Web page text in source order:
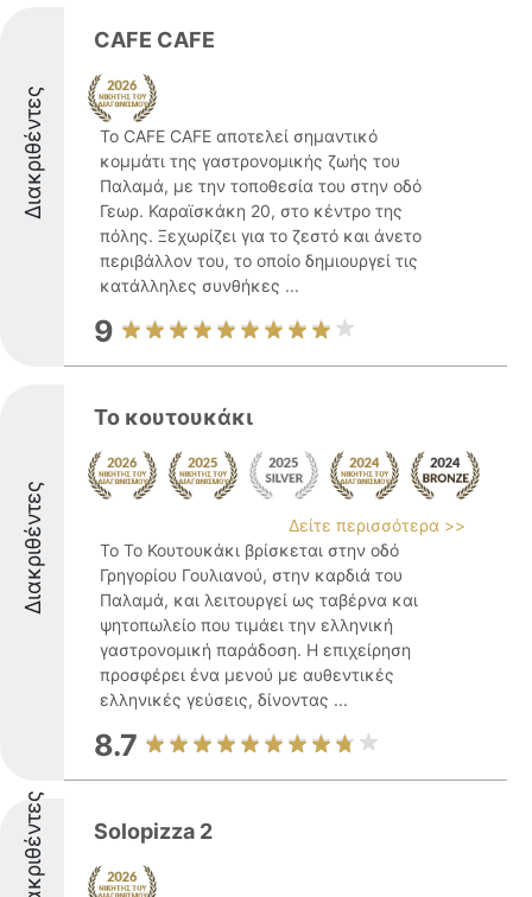
Διακριθέντες
CAFE CAFE
Το CAFE CAFE αποτελεί σημαντικό
κομμάτι της γαστρονομικής ζωής του
Παλαμά, με την τοποθεσία του στην οδό
Γεωρ. Καραϊσκάκη 20, στο κέντρο της
πόλης. Ξεχωρίζει για το ζεστό και άνετο
περιβάλλον του, το οποίο δημιουργεί τις
κατάλληλες συνθήκες ...
9
Διακριθέντες
Το κουτουκάκι
Δείτε περισσότερα >>
Το Το Κουτουκάκι βρίσκεται στην οδό
Γρηγορίου Γουλιανού, στην καρδιά του
Παλαμά, και λειτουργεί ως ταβέρνα και
ψητοπωλείο που τιμάει την ελληνική
γαστρονομική παράδοση. Η επιχείρηση
προσφέρει ένα μενού με αυθεντικές
ελληνικές γεύσεις, δίνοντας ...
8.7
Διακριθέντες Solopizza 2